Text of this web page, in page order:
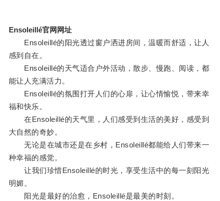
Ensoleillé官网网址
Ensoleillé的阳光透过窗户洒进房间，温暖而舒适，让人
感到自在。
Ensoleillé的天气适合户外活动，散步、慢跑、阅读，都
能让人充满活力。
Ensoleillé的氛围打开人们的心扉，让心情愉悦，带来幸
福和快乐。
在Ensoleillé的天气里，人们感受到生活的美好，感受到
大自然的奇妙。
无论是在城市还是在乡村，Ensoleillé都能给人们带来一
种幸福的感觉。
让我们珍惜Ensoleillé的时光，享受生活中的每一刻阳光
明媚。
阳光是最好的治愈，Ensoleillé是最美的时刻。